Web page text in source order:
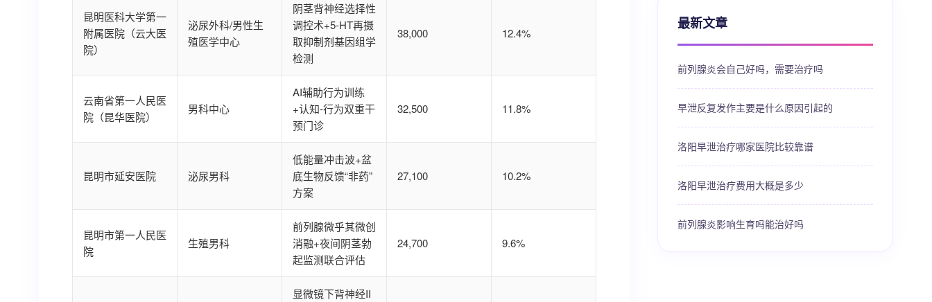
昆明医科大学第一
附属医院（云大医
院）
泌尿外科/男性生
殖医学中心
阴茎背神经选择性
调控术+5-HT再摄
取抑制剂基因组学
检测
38,000 12.4%
云南省第一人民医
院（昆华医院）
男科中心
AI辅助行为训练
+认知-行为双重干
预门诊
32,500 11.8%
昆明市延安医院 泌尿男科
低能量冲击波+盆
底生物反馈“非药”
方案
27,100 10.2%
昆明市第一人民医
院
生殖男科
前列腺微乎其微创
消融+夜间阴茎勃
起监测联合评估
24,700 9.6%
显微镜下背神经II
最新文章
前列腺炎会自己好吗，需要治疗吗
早泄反复发作主要是什么原因引起的
洛阳早泄治疗哪家医院比较靠谱
洛阳早泄治疗费用大概是多少
前列腺炎影响生育吗能治好吗